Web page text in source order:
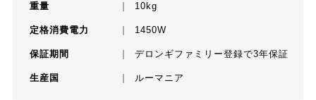
重量 10kg
定格消費電力 1450W
保証期間 デロンギファミリー登録で3年保証
生産国 ルーマニア